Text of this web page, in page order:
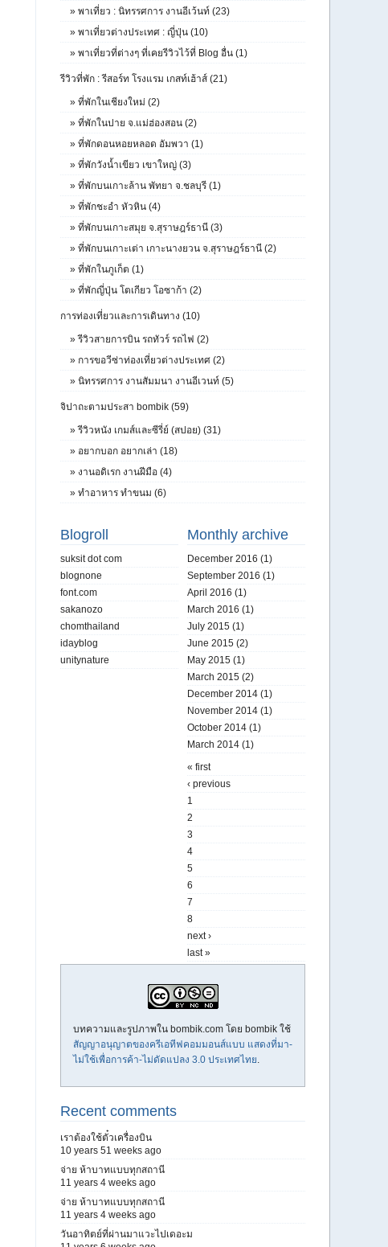
» พาเที่ยว : นิทรรศการ งานอีเว้นท์ (23)
» พาเที่ยวต่างประเทศ : ญี่ปุ่น (10)
» พาเที่ยวที่ต่างๆ ที่เคยรีวิวไว้ที่ Blog อื่น (1)
รีวิวที่พัก : รีสอร์ท โรงแรม เกสท์เฮ้าส์ (21)
» ที่พักในเชียงใหม่ (2)
» ที่พักในปาย จ.แม่ฮ่องสอน (2)
» ที่พักดอนหอยหลอด อัมพวา (1)
» ที่พักวังน้ำเขียว เขาใหญ่ (3)
» ที่พักบนเกาะล้าน พัทยา จ.ชลบุรี (1)
» ที่พักชะอำ หัวหิน (4)
» ที่พักบนเกาะสมุย จ.สุราษฎร์ธานี (3)
» ที่พักบนเกาะเต่า เกาะนางยวน จ.สุราษฎร์ธานี (2)
» ที่พักในภูเก็ต (1)
» ที่พักญี่ปุ่น โตเกียว โอซาก้า (2)
การท่องเที่ยวและการเดินทาง (10)
»รีวิวสายการบิน รถทัวร์ รถไฟ (2)
» การขอวีซ่าท่องเที่ยวต่างประเทศ (2)
» นิทรรศการ งานสัมมนา งานอีเวนท์ (5)
จิปาถะตามประสา bombik (59)
»รีวิวหนัง เกมส์และซีรี่ย์ (สปอย) (31)
» อยากบอก อยากเล่า (18)
» งานอดิเรก งานฝีมือ (4)
» ทำอาหาร ทำขนม (6)
Blogroll
suksit dot com
blognone
font.com
sakanozo
chomthailand
idayblog
unitynature
Monthly archive
December 2016 (1)
September 2016 (1)
April 2016 (1)
March 2016 (1)
July 2015 (1)
June 2015 (2)
May 2015 (1)
March 2015 (2)
December 2014 (1)
November 2014 (1)
October 2014 (1)
March 2014 (1)
« first
‹ previous
1
2
3
4
5
6
7
8
next ›
last »
บทความและรูปภาพใน bombik.com โดย bombik ใช้
สัญญาอนุญาตของครีเอทีฟคอมมอนส์แบบ แสดงที่มา-
ไม่ใช้เพื่อการค้า-ไม่ดัดแปลง 3.0 ประเทศไทย.
Recent comments
เราต้องใช้ตั๋วเครื่องบิน
10 years 51 weeks ago
จ่าย ห้าบาทแบบทุกสถานี
11 years 4 weeks ago
จ่าย ห้าบาทแบบทุกสถานี
11 years 4 weeks ago
วันอาทิตย์ที่ผ่านมาแวะไปเดอะม